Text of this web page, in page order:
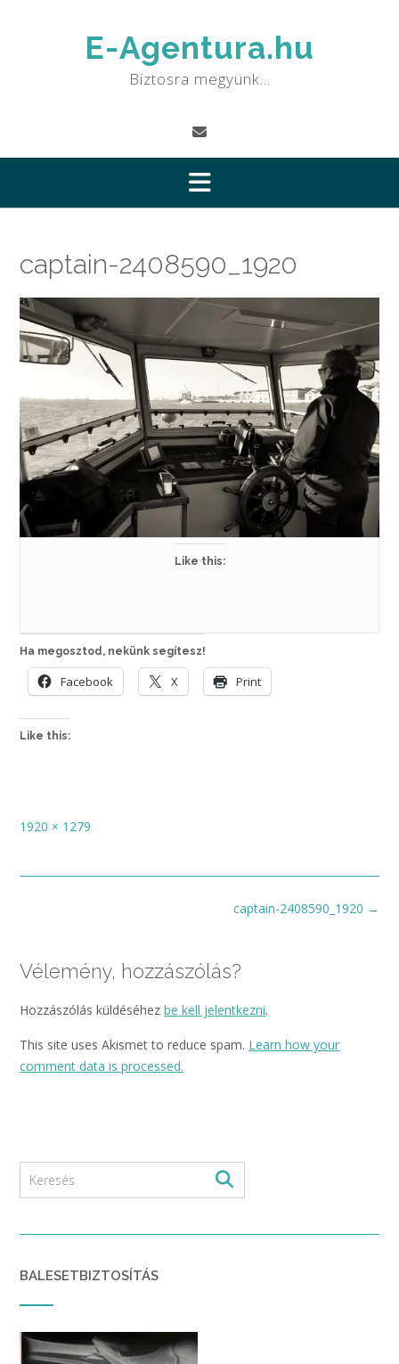
E-Agentura.hu
Biztosra megyünk…
captain-2408590_1920
Like this:
Ha megosztod, nekünk segítesz!
Facebook X Print
Like this:
Full
1920 × 1279
captain-2408590_1920 →
Vélemény, hozzászólás?
Hozzászólás küldéséhez be kell jelentkezni.
This site uses Akismet to reduce spam. Learn how your
comment data is processed.
BALESETBIZTOSÍTÁS